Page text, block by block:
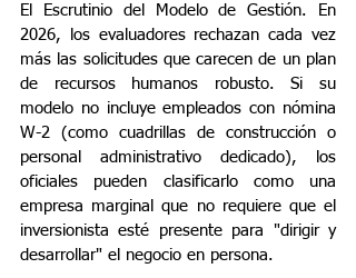
El Escrutinio del Modelo de Gestión. En
2026, los evaluadores rechazan cada vez
más las solicitudes que carecen de un plan
de recursos humanos robusto. Si su
modelo no incluye empleados con nómina
W-2 (como cuadrillas de construcción o
personal administrativo dedicado), los
oficiales pueden clasificarlo como una
empresa marginal que no requiere que el
inversionista esté presente para "dirigir y
desarrollar" el negocio en persona.